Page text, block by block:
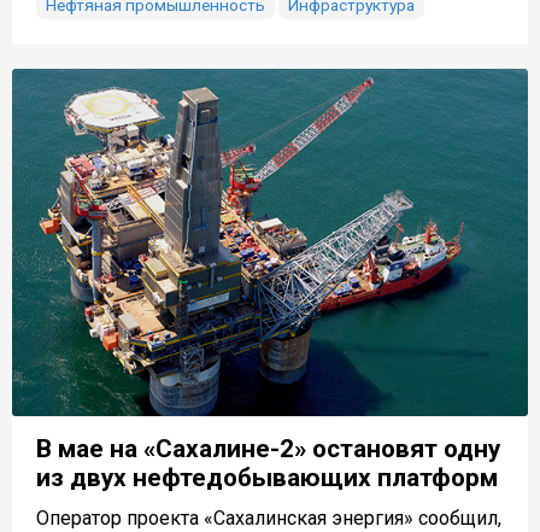
Нефтяная промышленность Инфраструктура
В мае на «Сахалине-2» остановят одну
из двух нефтедобывающих платформ
Оператор проекта «Сахалинская энергия» сообщил,